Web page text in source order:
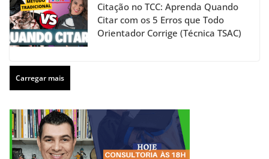
Citação no TCC: Aprenda Quando
Citar com os 5 Erros que Todo
Orientador Corrige (Técnica TSAC)
Carregar mais